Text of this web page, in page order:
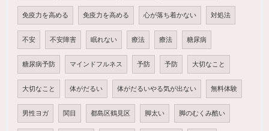
免疫力を高める 免疫力を高める 心が落ち着かない 対処法
不安 不安障害 眠れない 療法 療法 糖尿病
糖尿病予防 マインドフルネス 予防 予防 大切なこと
大切なこと 体がだるい 体がだるいやる気が出ない 無料体験
男性ヨガ 関目 都島区鶴見区 脚太い 脚のむくみ酷い